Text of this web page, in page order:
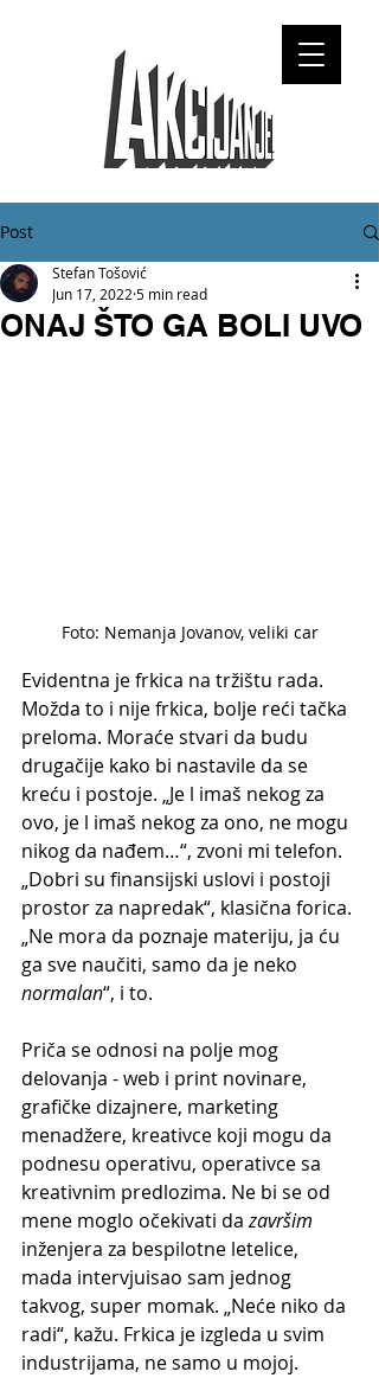
Post
ONAJ ŠTO GA BOLI UVO
Stefan Tošović
Jun 17, 2022 5 min read
Foto: Nemanja Jovanov, veliki car
Evidentna je frkica na tržištu rada.
Možda to i nije frkica, bolje reći tačka
preloma. Moraće stvari da budu
drugačije kako bi nastavile da se
kreću i postoje. „Je l imaš nekog za
ovo, je l imaš nekog za ono, ne mogu
nikog da nađem…“, zvoni mi telefon.
„Dobri su finansijski uslovi i postoji
prostor za napredak“, klasična forica.
„Ne mora da poznaje materiju, ja ću
ga sve naučiti, samo da je neko
normalan“, i to.
Priča se odnosi na polje mog
delovanja - web i print novinare,
grafičke dizajnere, marketing
menadžere, kreativce koji mogu da
podnesu operativu, operativce sa
kreativnim predlozima. Ne bi se od
mene moglo očekivati da završim
inženjera za bespilotne letelice,
mada intervjuisao sam jednog
takvog, super momak. „Neće niko da
radi“, kažu. Frkica je izgleda u svim
industrijama, ne samo u mojoj.